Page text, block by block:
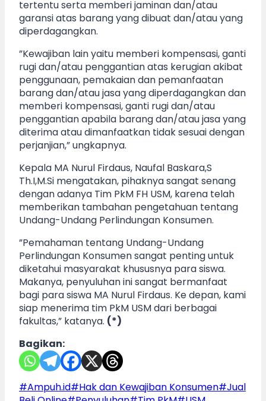
tertentu serta memberi jaminan dan/atau
garansi atas barang yang dibuat dan/atau yang
diperdagangkan.
”Kewajiban lain yaitu memberi kompensasi, ganti
rugi dan/atau penggantian atas kerugian akibat
penggunaan, pemakaian dan pemanfaatan
barang dan/atau jasa yang diperdagangkan dan
memberi kompensasi, ganti rugi dan/atau
penggantian apabila barang dan/atau jasa yang
diterima atau dimanfaatkan tidak sesuai dengan
perjanjian,” ungkapnya.
Kepala MA Nurul Firdaus, Naufal Baskara,S
Th.I,M.Si mengatakan, pihaknya sangat senang
dengan adanya Tim PkM FH USM, karena telah
memberikan tambahan pengetahuan tentang
Undang-Undang Perlindungan Konsumen.
”Pemahaman tentang Undang-Undang
Perlindungan Konsumen sangat penting untuk
diketahui masyarakat khususnya para siswa.
Makanya, penyuluhan ini sangat bermanfaat
bagi para siswa MA Nurul Firdaus. Ke depan, kami
siap menerima tim PkM USM dari berbagai
fakultas,” katanya. (*)
Bagikan:
Post
#Ampuh.id#Hak dan Kewajiban Konsumen#Jual